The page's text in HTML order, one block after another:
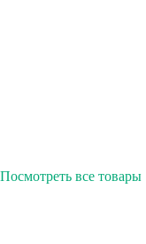
Посмотреть все товары